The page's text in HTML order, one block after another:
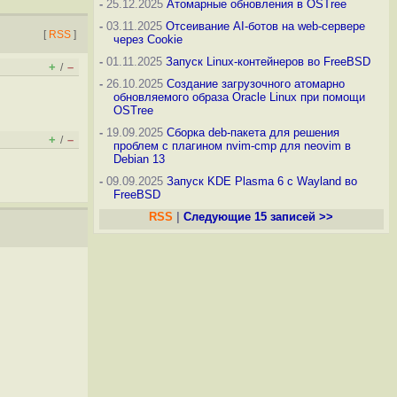
[ RSS ]
+ / –
+ / –
-25.12.2025 Атомарные обновления в OSTree
-03.11.2025 Отсеивание AI-ботов на web-сервере
через Cookie
-01.11.2025 Запуск Linux-контейнеров во FreeBSD
-26.10.2025 Создание загрузочного атомарно
обновляемого образа Oracle Linux при помощи
OSTree
-19.09.2025 Сборка deb-пакета для решения
проблем с плагином nvim-cmp для neovim в
Debian 13
-09.09.2025 Запуск KDE Plasma 6 с Wayland во
FreeBSD
RSS
Следующие 15 записей >>